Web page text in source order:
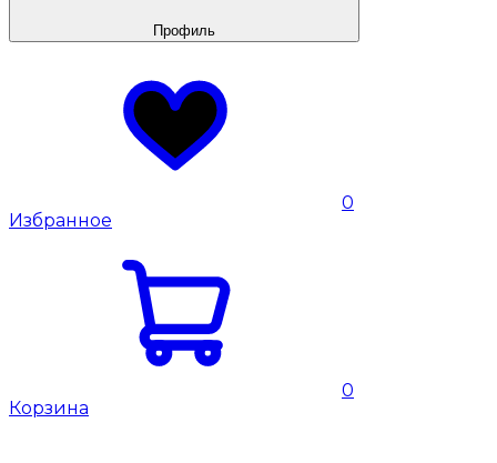
Профиль
0
Избранное
0
Корзина